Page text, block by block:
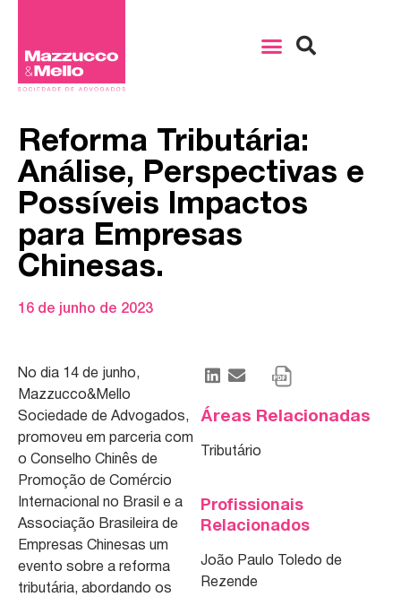
Reforma Tributária:
Análise, Perspectivas e
Possíveis Impactos
para Empresas
Chinesas.
16 de junho de 2023
No dia 14 de junho,
Mazzucco&Mello
Sociedade de Advogados,
promoveu em parceria com
o Conselho Chinês de
Promoção de Comércio
Internacional no Brasil e a
Associação Brasileira de
Empresas Chinesas um
evento sobre a reforma
tributária, abordando os
Áreas Relacionadas
Tributário
Profissionais
Relacionados
João Paulo Toledo de
Rezende